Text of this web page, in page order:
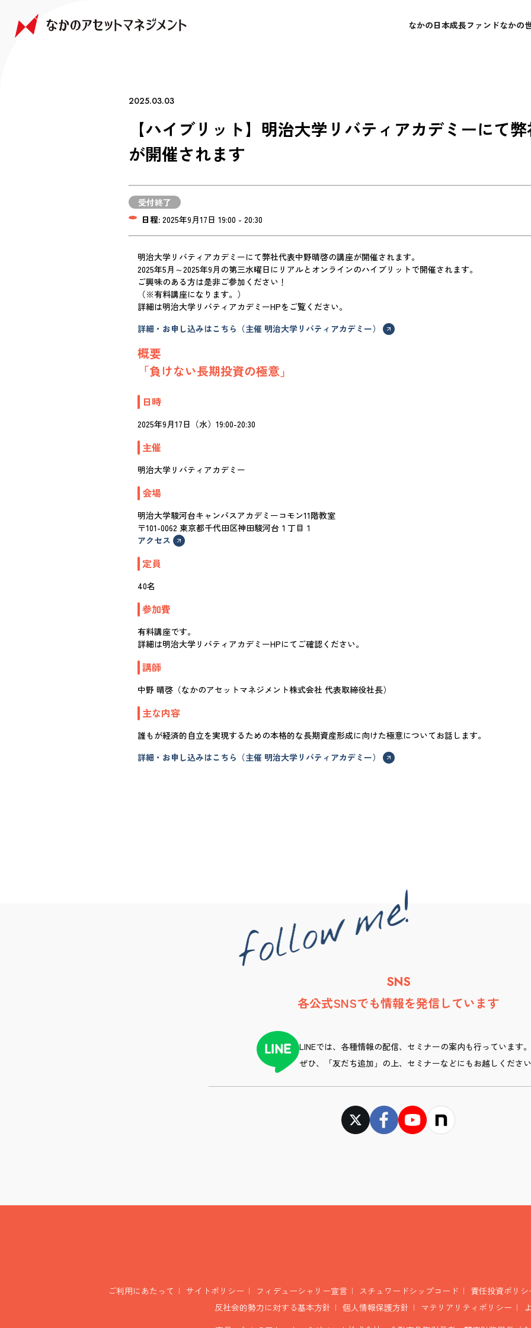
なかの日本成長ファンド
なかの日本成長ファンド
なかの
なかの世界成長ファンド
会社情報
よくあるご質問
2025.03.03
【ハイブリット】明治大学リバティアカデミーにて
が開催されます
受付終了
日程: 2025年9月17日 19:00 - 20:30
明治大学リバティアカデミーにて弊社代表中野晴啓の講座が開催されます。
2025年5月～2025年9月の第三水曜日にリアルとオンラインのハイブリットで開催されます。
ご興味のある方は是非ご参加ください！
（※有料講座になります。）
詳細は明治大学リバティアカデミーHPをご覧ください。
詳細・お申し込みはこちら（主催 明治大学リバティアカデミー）
概要
「負けない長期投資の極意」
日時
2025年9月17日（水）19:00-20:30
主催
明治大学リバティアカデミー
会場
明治大学駿河台キャンパスアカデミーコモン11階教室
〒101-0062 東京都千代田区神田駿河台１丁目１
アクセス
定員
40名
参加費
有料講座です。
詳細は明治大学リバティアカデミーHPにてご確認ください。
講師
中野 晴啓（なかのアセットマネジメント株式会社 代表取締役社長）
主な内容
誰もが経済的自立を実現するための本格的な長期資産形成に向けた極意についてお話します。
詳細・お申し込みはこちら（主催 明治大学リバティアカデミー）
SNS
各公式SNSでも情報を発信しています
LINEでは、各種情報の配信、セミナーの案内も行っています。
ぜひ、「友だち追加」の上、セミナーなどにもお越しくださ
ご利用にあたって サイトポリシー フィデューシャリー宣言 スチュワードシップコード
責任投資ポリシ
反社会的勢力に対する基本方針
個人情報保護方針 マテリアリティポリシー